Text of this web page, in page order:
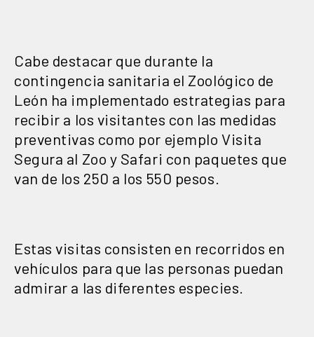
Cabe destacar que durante la
contingencia sanitaria el Zoológico de
León ha implementado estrategias para
recibir a los visitantes con las medidas
preventivas como por ejemplo Visita
Segura al Zoo y Safari con paquetes que
van de los 250 a los 550 pesos.
Estas visitas consisten en recorridos en
vehículos para que las personas puedan
admirar a las diferentes especies.